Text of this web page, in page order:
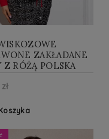
ZAKŁADANE
Z RÓŻĄ POLSKA